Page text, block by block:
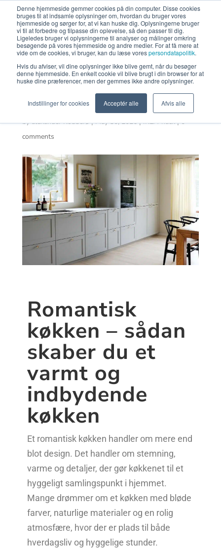
Denne hjemmeside gemmer cookies på din computer. Disse cookies
bruges til at indsamle oplysninger om, hvordan du bruger vores
hjemmeside og sørger for, at vi kan huske dig. Oplysningerne bruger
vi til at forbedre og tilpasse din oplevelse, så den passer til dig.
Ligeledes bruger vi oplysningerne til analyser og målinger omkring
besøgende på vores hjemmeside og andre medier. For at få mere at
vide om de cookies, vi bruger, kan du læse vorespersondatapolitik.
Hvis du afviser, vil dine oplysninger ikke blive gemt, når du besøger
denne hjemmeside. En enkelt cookie vil blive brugt i din browser for at
huske dine præferencer, men der gemmes ikke andre oplysninger.
Indstillinger for cookies Acceptér alle Afvis alle
FÅ PRIS
Romantisk
køkken
byalexander Kobberø|May 30, 2026|IKEA-hack|0
comments
Romantisk
køkken – sådan
skaber du et
varmt og
indbydende
køkken
Et romantisk køkken handler om mere end
blot design. Det handler om stemning,
varme og detaljer, der gør køkkenet til et
hyggeligt samlingspunkt i hjemmet.
Mange drømmer om et køkken med bløde
farver, naturlige materialer og en rolig
atmosfære, hvor der er plads til både
hverdagsliv og hyggelige stunder.